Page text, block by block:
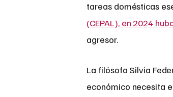
tareas domésticas
(CEPAL), en 2024
agresor.
La filósofa Silvia
económico necesita